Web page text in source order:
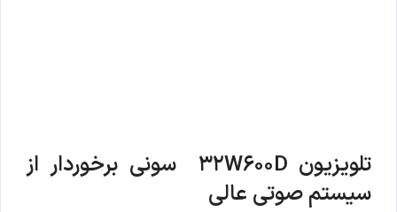
تلویزیون 32W600D سونی برخوردار از
سیستم صوتی عالی